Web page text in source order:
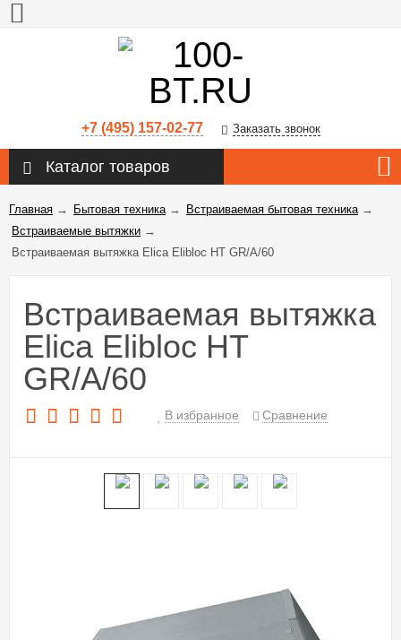
+7 (495) 157-02-77 Заказать звонок
Каталог товаров
Главная → Бытовая техника→ Встраиваемая бытовая техника→
Встраиваемые вытяжки →
Встраиваемая вытяжка Elica Elibloc HT GR/A/60
Встраиваемая вытяжка
Elica Elibloc HT
GR/A/60
В избранное Сравнение